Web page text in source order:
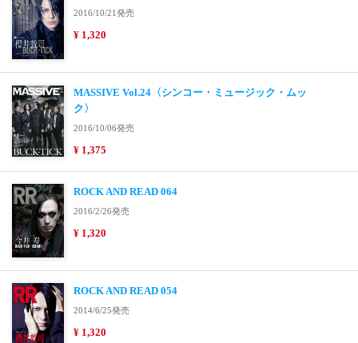
2016/10/21発売
¥ 1,320
MASSIVE Vol.24〈シンコー・ミュージック・ムッ
ク〉
2016/10/06発売
¥ 1,375
ROCK AND READ 064
2016/2/26発売
¥ 1,320
ROCK AND READ 054
2014/6/25発売
¥ 1,320